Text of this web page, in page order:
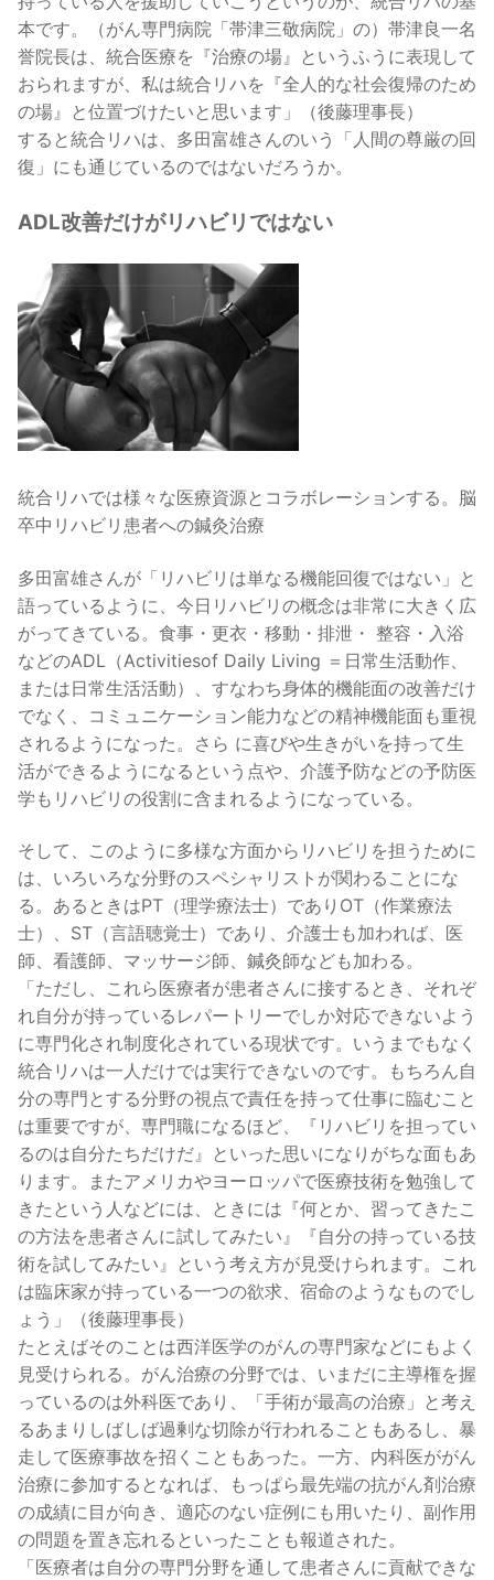
本です。（がん専門病院「帯津三敬病院」の）帯津良一名
誉院長は、統合医療を『治療の場』というふうに表現して
おられますが、私は統合リハを『全人的な社会復帰のため
の場』と位置づけたいと思います」（後藤理事長）
すると統合リハは、多田富雄さんのいう「人間の尊厳の回
復」にも通じているのではないだろうか。
ADL改善だけがリハビリではない
統合リハでは様々な医療資源とコラボレーションする。脳
卒中リハビリ患者への鍼灸治療
多田富雄さんが「リハビリは単なる機能回復ではない」と
語っているように、今日リハビリの概念は非常に大きく広
がってきている。食事・更衣・移動・排泄・ 整容・入浴
などのADL（Activitiesof Daily Living ＝日常生活動作、
または日常生活活動）、すなわち身体的機能面の改善だけ
でなく、コミュニケーション能力などの精神機能面も重視
されるようになった。さら に喜びや生きがいを持って生
活ができるようになるという点や、介護予防などの予防医
学もリハビリの役割に含まれるようになっている。
そして、このように多様な方面からリハビリを担うために
は、いろいろな分野のスペシャリストが関わることにな
る。あるときはPT（理学療法士）でありOT（作業療法
士）、ST（言語聴覚士）であり、介護士も加われば、医
師、看護師、マッサージ師、鍼灸師なども加わる。
「ただし、これら医療者が患者さんに接するとき、それぞ
れ自分が持っているレパートリーでしか対応できないよう
に専門化され制度化されている現状です。いうまでもなく
統合リハは一人だけでは実行できないのです。もちろん自
分の専門とする分野の視点で責任を持って仕事に臨むこと
は重要ですが、専門職になるほど、『リハビリを担ってい
るのは自分たちだけだ』といった思いになりがちな面もあ
ります。またアメリカやヨーロッパで医療技術を勉強して
きたという人などには、ときには『何とか、習ってきたこ
の方法を患者さんに試してみたい』『自分の持っている技
術を試してみたい』という考え方が見受けられます。これ
は臨床家が持っている一つの欲求、宿命のようなものでし
ょう」（後藤理事長）
たとえばそのことは西洋医学のがんの専門家などにもよく
見受けられる。がん治療の分野では、いまだに主導権を握
っているのは外科医であり、「手術が最高の治療」と考え
るあまりしばしば過剰な切除が行われることもあるし、暴
走して医療事故を招くこともあった。一方、内科医ががん
治療に参加するとなれば、もっぱら最先端の抗がん剤治療
の成績に目が向き、適応のない症例にも用いたり、副作用
の問題を置き忘れるといったことも報道された。
「医療者は自分の専門分野を通して患者さんに貢献できな